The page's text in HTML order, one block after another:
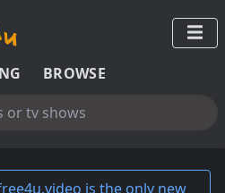
BROWSE
is the only new